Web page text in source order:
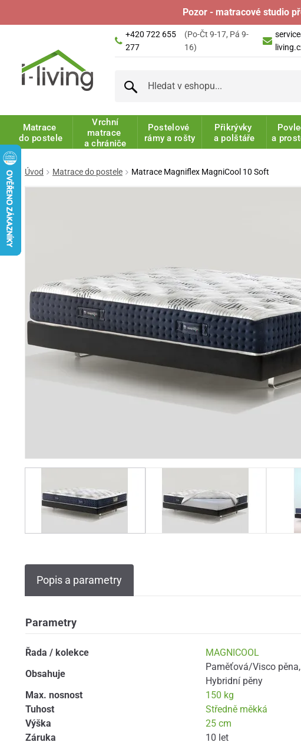
Pozor - matracové studio
+420 722 655
277
(Po-Čt 9-17, Pá 9-
16)
Matrace
do postele
Vrchní
matrace
a chrániče
Postelové
rámy a rošty
Přikrývky
a polštáře
a
Úvod Matrace do postele Matrace Magniflex MagniCool 10 Soft
Popis a parametry
Parametry
Řada / kolekce
MAGNICOOL
Obsahuje
Paměťová/Visco pěna,
Hybridní pěny
Max. nosnost
150 kg
Tuhost
Středně měkká
Výška
25 cm
Záruka
10 let